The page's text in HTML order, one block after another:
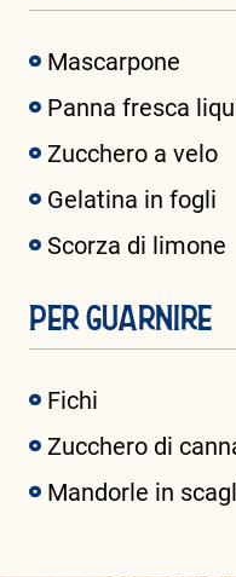
Mascarpone
Panna fresca
Zucchero a velo
Gelatina in fogli
Scorza di limone
PER GUARNIRE
Fichi
Zucchero di
Mandorle in